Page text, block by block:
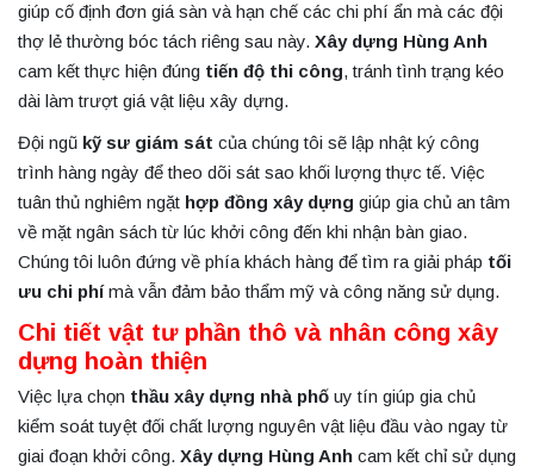
giúp cố định đơn giá sàn và hạn chế các chi phí ẩn mà các đội
thợ lẻ thường bóc tách riêng sau này. Xây dựng Hùng Anh
cam kết thực hiện đúng tiến độ thi công, tránh tình trạng kéo
dài làm trượt giá vật liệu xây dựng.
Đội ngũ kỹ sư giám sát của chúng tôi sẽ lập nhật ký công
trình hàng ngày để theo dõi sát sao khối lượng thực tế. Việc
tuân thủ nghiêm ngặt hợp đồng xây dựng giúp gia chủ an tâm
về mặt ngân sách từ lúc khởi công đến khi nhận bàn giao.
Chúng tôi luôn đứng về phía khách hàng để tìm ra giải pháp tối
ưu chi phímà vẫn đảm bảo thẩm mỹ và công năng sử dụng.
Chi tiết vật tư phần thô và nhân công xây
dựng hoàn thiện
Việc lựa chọn thầu xây dựng nhà phố uy tín giúp gia chủ
kiểm soát tuyệt đối chất lượng nguyên vật liệu đầu vào ngay từ
giai đoạn khởi công. Xây dựng Hùng Anh cam kết chỉ sử dụng